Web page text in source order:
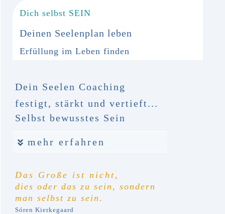
Dich selbst SEIN
Deinen Seelenplan leben
Erfüllung im Leben finden
Dein Seelen Coaching
festigt, stärkt und vertieft...
Selbst bewusstes Sein
mehr erfahren
Das Große ist nicht,
dies oder das zu sein, sondern
man selbst zu sein.
Sóren Kierkegaard